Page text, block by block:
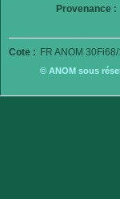
Provenance :
Cote : FR ANOM
© ANOM sous